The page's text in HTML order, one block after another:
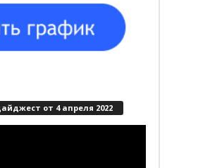
от 4 апреля 2022